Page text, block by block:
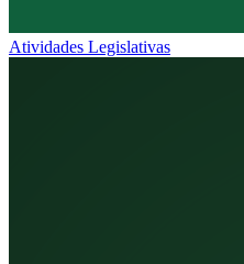
Atividades Legislativas